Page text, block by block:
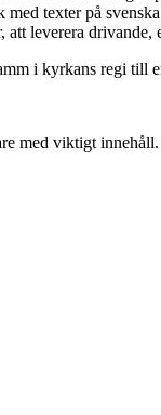
texter på
leverera
i kyrkans regi till
med viktigt